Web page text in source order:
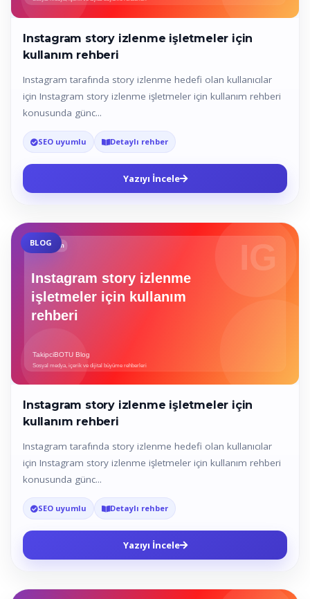
Instagram story izlenme işletmeler için
kullanım rehberi
Instagram tarafında story izlenme hedefi olan kullanıcılar
için Instagram story izlenme işletmeler için kullanım rehberi
konusunda günc...
SEO uyumlu Detaylı rehber
Yazıyı İncele
BLOG
Instagram story izlenme işletmeler için
kullanım rehberi
Instagram tarafında story izlenme hedefi olan kullanıcılar
için Instagram story izlenme işletmeler için kullanım rehberi
konusunda günc...
SEO uyumlu Detaylı rehber
Yazıyı İncele